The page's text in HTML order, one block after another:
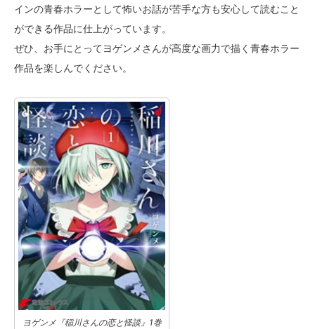
インの青春ホラーとして怖いお話が苦手な方も安心して読むこと
ができる作品に仕上がっています。
ぜひ、お手にとってヨゲンメさんが高度な画力で描く青春ホラー
作品を楽しんでください。
ヨゲンメ『稲川さんの恋と怪談』1巻